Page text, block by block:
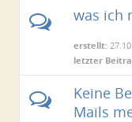
was ich
erstellt:
letzter
Keine
Mails